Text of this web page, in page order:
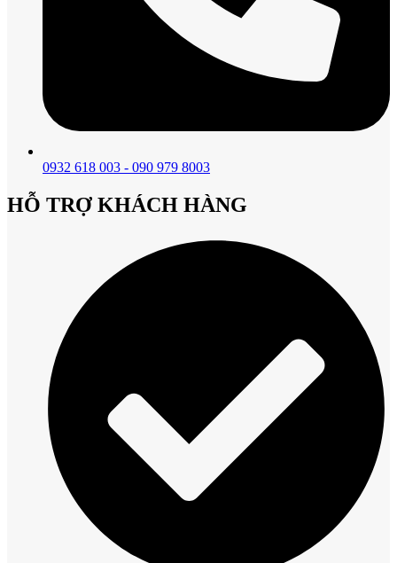
0932 618 003 - 090 979 8003
HỖ TRỢ KHÁCH HÀNG